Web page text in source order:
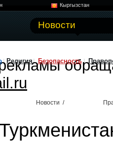
Кыргызстан
Новости
Религия Безопасность
Новости /